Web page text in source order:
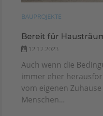
BAUPROJEKTE
Bereit für
12.12.2023
Auch wenn die
immer eher
vom eigenen
Menschen...